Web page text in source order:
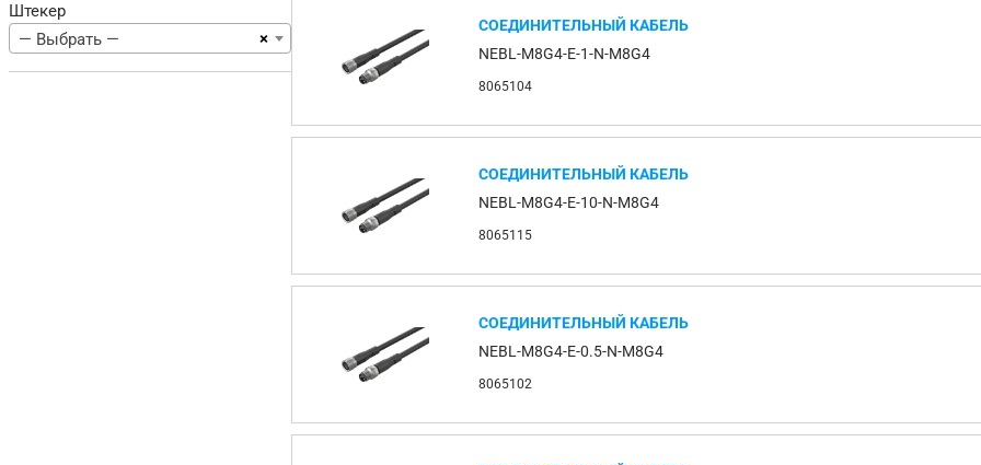
Штекер
×
— Выбрать —
СОЕДИНИТЕЛЬНЫЙ КАБЕЛЬ
NEBL-M8G4-E-1-N-M8G4
8065104
СОЕДИНИТЕЛЬНЫЙ КАБЕЛЬ
NEBL-M8G4-E-10-N-M8G4
8065115
СОЕДИНИТЕЛЬНЫЙ КАБЕЛЬ
NEBL-M8G4-E-0.5-N-M8G4
8065102